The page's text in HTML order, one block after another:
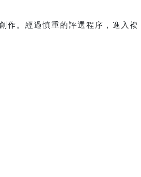
作。經過慎重的評選程序，進入複